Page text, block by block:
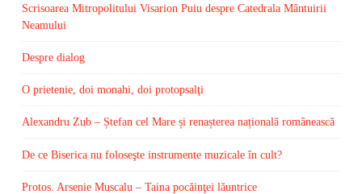
Scrisoarea Mitropolitului Visarion Puiu despre Catedrala Mântuirii
Neamului
Despre dialog
O prietenie, doi monahi, doi protopsalţi
Alexandru Zub – Ștefan cel Mare și renașterea națională românească
De ce Biserica nu foloseşte instrumente muzicale în cult?
Protos. Arsenie Muscalu – Taina pocăinţei lăuntrice